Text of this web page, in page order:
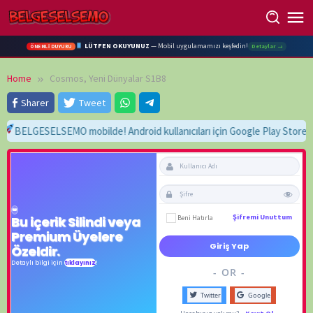
Skip
to
content
ÖNEMLİ DUYURU LÜTFEN OKUYUNUZ — Mobil uygulamamızı keşfedin! Detaylar →
Home
Cosmos, Yeni Dünyalar S1B8
Sharer
Tweet
BELGESELSEMO mobilde! Android kullanıcıları için Google Play Store'da